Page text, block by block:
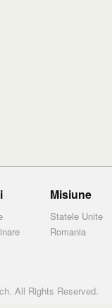
Misiune
Statele Unite
Romania
All Rights Reserved.